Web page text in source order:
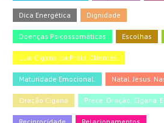
Dica Energética Dignidade
Doenças Psicossomáticas Escolhas
Lua. Cigana da Praia. Clientes.
Maturidade Emocional. Natal. Jesus.
Oração Cigana Prece. Oração. Cigana.